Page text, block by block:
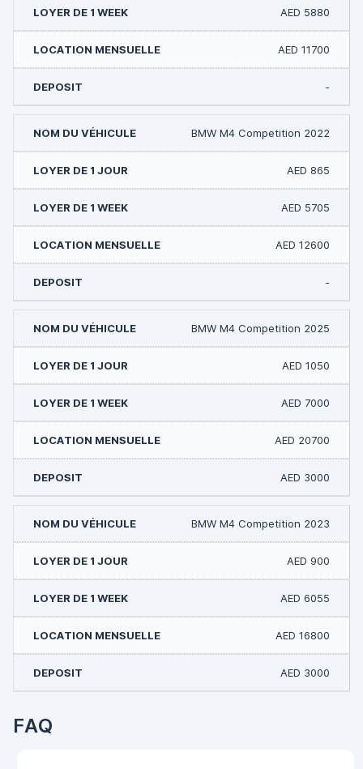
AED 5880
AED 11700
-
BMW M4 Competition 2022
AED 865
AED 5705
AED 12600
-
BMW M4 Competition 2025
AED 1050
AED 7000
AED 20700
AED 3000
BMW M4 Competition 2023
AED 900
AED 6055
AED 16800
AED 3000
FAQ